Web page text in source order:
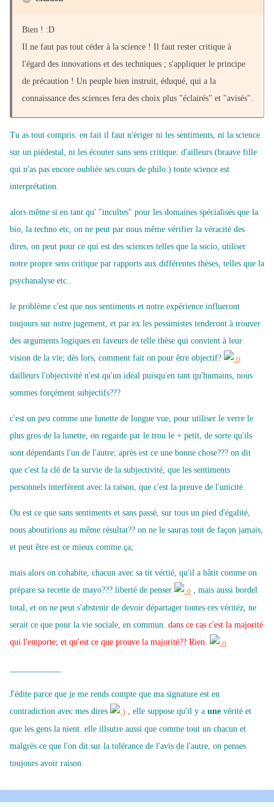
Bien ! :D
Il ne faut pas tout céder à la science ! Il faut rester critique à
l'égard des innovations et des techniques ; s'appliquer le principe
de précaution ! Un peuple bien instruit, éduqué, qui a la
connaissance des sciences fera des choix plus "éclairés" et "avisés".
Tu as tout compris: en fait il faut n'ériger ni les sentiments, ni la science
sur un piédestal, ni les écouter sans sens critique: d'ailleurs (braave fille
qui n'as pas encore oubliée ses cours de philo:) toute science est
interprétation.
alors même si en tant qu' "incultes" pour les domaines spécialisés que la
bio, la techno etc, on ne peut par nous même vérifier la véracité des
dires, on peut pour ce qui est des sciences telles que la socio, utiliser
notre propre sens critique par rapports aux différentes thèses, telles que la
psychanalyse etc..
le problème c'est que nos sentiments et notre expérience influeront
toujours sur notre jugement, et par ex les pessimistes tenderont à trouver
des arguments logiques en faveurs de telle thèse qui convient à leur
vision de la vie; dès lors, comment fait on pour être objectif?
dailleurs l'objectivité n'est qu'un idéal puisqu'en tant qu'humains, nous
sommes forçément subjectifs???
c'est un peu comme une lunette de longue vue, pour utiliser le verre le
plus gros de la lunette, on regarde par le trou le + petit, de sorte qu'ils
sont dépendants l'un de l'autre; après est ce une bonne chose??? on dit
que c'est la clé de la survie de la subjectivité, que les sentiments
personnels interfèrent avec la raison, que c'est la preuve de l'unicité.
Ou est ce que sans sentiments et sans passé, sur tous un pied d'égalité,
nous aboutirions au même résultat?? on ne le sauras tout de façon jamais,
et peut être est ce mieux comme ça;
mais alors on cohabite, chacun avec sa tit vértié, qu'il a bâtit comme on
prépare sa recette de mayo??? liberté de penser
, mais aussi bordel
total, et on ne peut s'abstenir de devoir départager toutes ces véritéz, ne
serait ce que pour la vie sociale, en commun. dans ce cas c'est la majorité
qui l'emporte; et qu'est ce que prouve la majorité?? Rien.
J'édite parce que je me rends compte que ma signature est en
contradiction avec mes dires
, elle suppose qu'il y a une vérité et
que les gens la nient. elle illsutre aussi que comme tout un chacun et
malgrès ce que l'on dit sur la tolérance de l'avis de l'autre, on penses
toujours avoir raison.